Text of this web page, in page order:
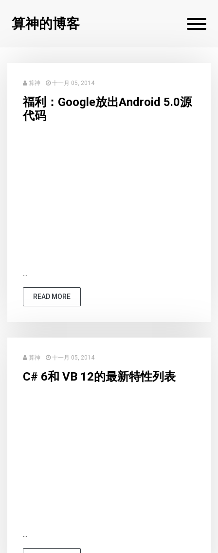
算神的博客
算神 十一月 05, 2014
福利：Google放出Android 5.0源
代码
...
READ MORE
算神 十一月 05, 2014
C# 6和 VB 12的最新特性列表
...